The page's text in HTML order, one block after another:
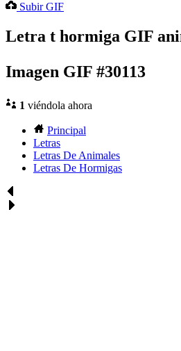
Subir GIF
Letra t hormiga GIF
Imagen GIF #30113
1 viéndola ahora
Principal
Letras
Letras De Animales
Letras De Hormigas